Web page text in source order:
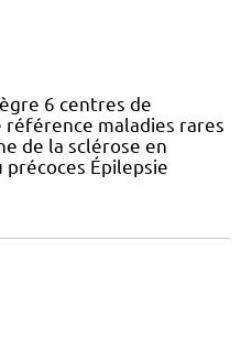
6 centres de
maladies rares
de la sclérose en
précoces Épilepsie